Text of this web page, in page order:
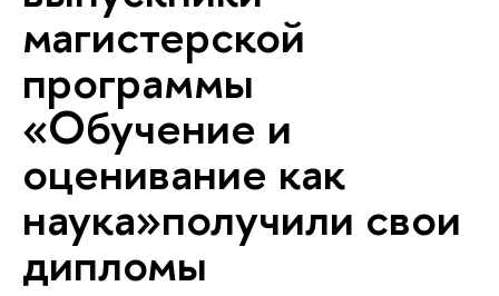
магистерской
программы
«Обучение и
оценивание как
наука»получили свои
дипломы